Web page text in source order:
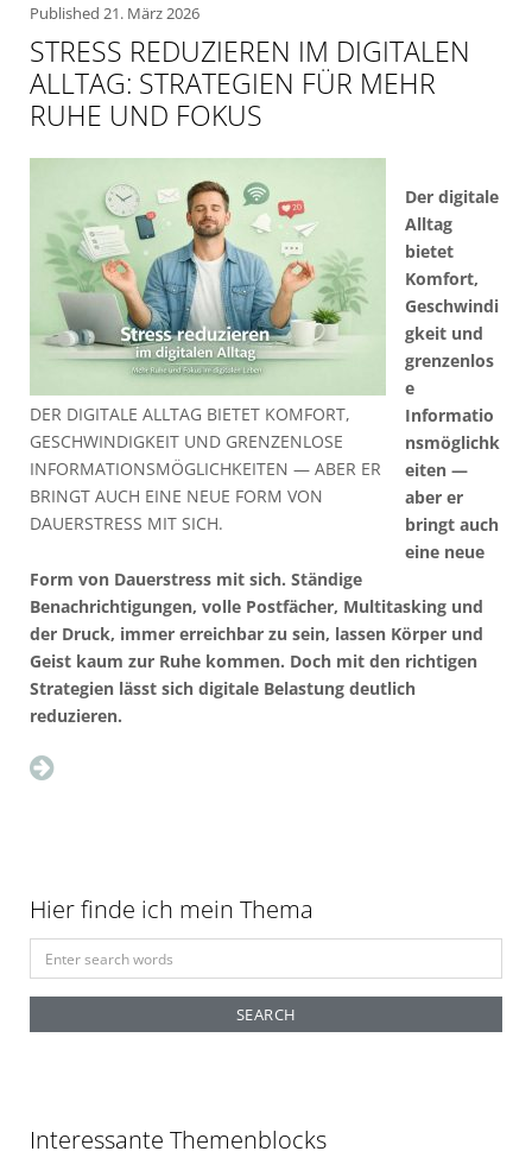
Published 21. März 2026
STRESS REDUZIEREN IM DIGITALEN
ALLTAG: STRATEGIEN FÜR MEHR
RUHE UND FOKUS
DER DIGITALE ALLTAG BIETET KOMFORT,
GESCHWINDIGKEIT UND GRENZENLOSE
INFORMATIONSMÖGLICHKEITEN — ABER ER
BRINGT AUCH EINE NEUE FORM VON
DAUERSTRESS MIT SICH.
Der digitale
Alltag
bietet
Komfort,
Geschwindi
gkeit und
grenzenlos
e
Informatio
nsmöglichk
eiten —
aber er
bringt auch
eine neue
Form von Dauerstress mit sich. Ständige
Benachrichtigungen, volle Postfächer, Multitasking und
der Druck, immer erreichbar zu sein, lassen Körper und
Geist kaum zur Ruhe kommen. Doch mit den richtigen
Strategien lässt sich digitale Belastung deutlich
reduzieren.
Hier finde ich mein Thema
e
r
o
Interessante Themenblocks